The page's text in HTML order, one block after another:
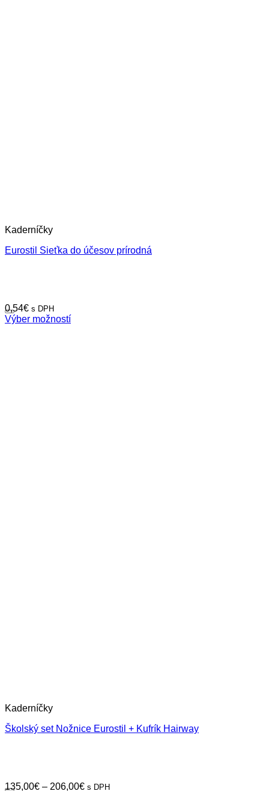
Kaderníčky
Eurostil Sieťka do účesov prírodná
0,54€ s DPH
Výber možností
Kaderníčky
Školský set Nožnice Eurostil + Kufrík Hairway
135,00€ – 206,00€Price
s DPH